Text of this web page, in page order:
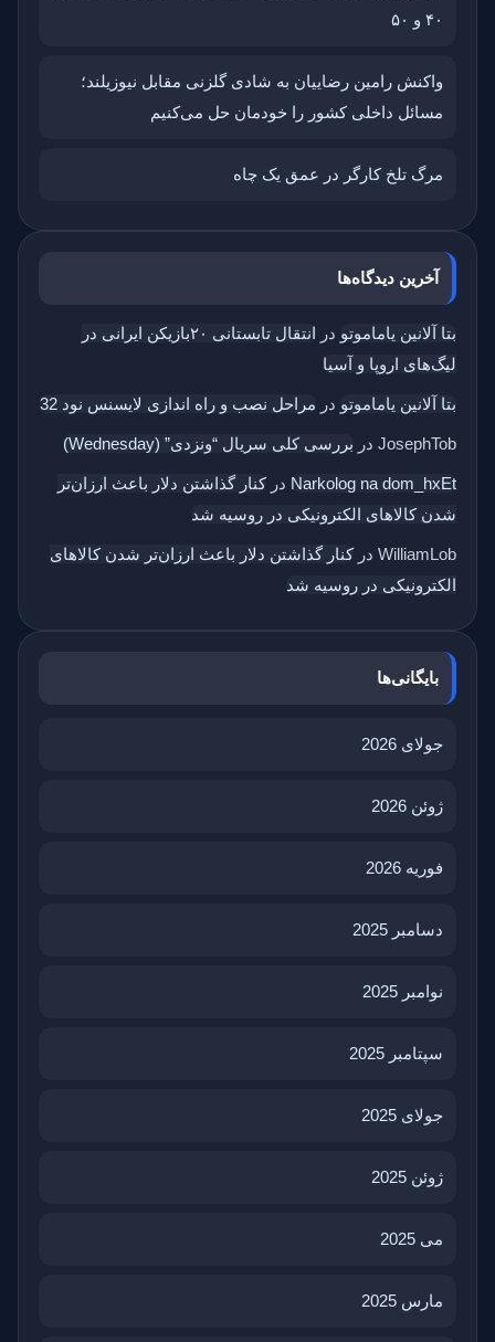
۴۰ و ۵۰
واکنش رامین رضاییان به شادی گلزنی مقابل نیوزیلند؛
مسائل داخلی کشور را خودمان حل می‌کنیم
مرگ تلخ کارگر در عمق یک چاه
آخرین دیدگاه‌ها
بتا آلانین یاماموتو در
انتقال تابستانی ۲۰بازیکن ایرانی در
لیگ‌های اروپا و آسیا
بتا آلانین یاماموتو در مراحل نصب و راه اندازی لایسنس نود 32
JosephTob در بررسی کلی سریال “ونزدی” (Wednesday)
Narkolog na dom_hxEt درکنار گذاشتن دلار باعث ارزان‌تر
شدن کالاهای الکترونیکی در روسیه شد
WilliamLob درکنار گذاشتن دلار باعث ارزان‌تر شدن کالاهای
الکترونیکی در روسیه شد
بایگانی‌ها
جولای 2026
ژوئن 2026
فوریه 2026
دسامبر 2025
نوامبر 2025
سپتامبر 2025
جولای 2025
ژوئن 2025
می 2025
مارس 2025